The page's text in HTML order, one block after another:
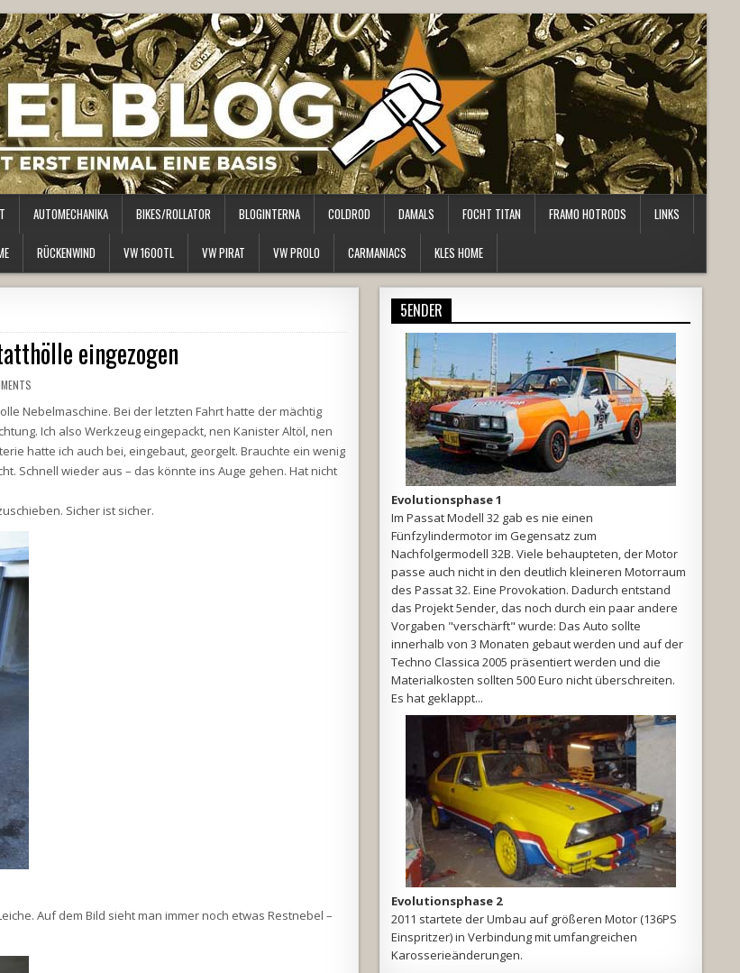
AUTOMECHANIKA BIKES/ROLLATOR BLOGINTERNA COLDROD DAMALS FOCHT TITAN FRAMO HOTRODS LINKS
RÜCKENWIND VW 1600TL VW PIRAT VW PROLO CARMANIACS KLES HOME
eingezogen
Nebelmaschine. Bei der letzten Fahrt hatte der mächtig
Ich also Werkzeug eingepackt, nen Kanister Altöl, nen
hatte ich auch bei, eingebaut, georgelt. Brauchte ein wenig
Schnell wieder aus – das könnte ins Auge gehen. Hat nicht
Sicher ist sicher.
Auf dem Bild sieht man immer noch etwas Restnebel –
5ENDER
Evolutionsphase 1
Im Passat Modell 32 gab es nie einen
Fünfzylindermotor im Gegensatz zum
Nachfolgermodell 32B. Viele behaupteten, der Motor
passe auch nicht in den deutlich kleineren Motorraum
des Passat 32. Eine Provokation. Dadurch entstand
das Projekt 5ender, das noch durch ein paar andere
Vorgaben "verschärft" wurde: Das Auto sollte
innerhalb von 3 Monaten gebaut werden und auf der
Techno Classica 2005 präsentiert werden und die
Materialkosten sollten 500 Euro nicht überschreiten.
Es hat geklappt...
Evolutionsphase 2
2011 startete der Umbau auf größeren Motor (136PS
Einspritzer) in Verbindung mit umfangreichen
Karosserieänderungen.